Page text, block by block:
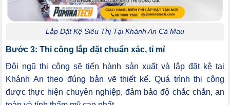
Lắp Đặt Kệ Siêu Thị Tại Khánh An Cà Mau
Bước 3: Thi công lắp đặt chuẩn xác, tỉ mỉ
Đội ngũ thi công sẽ tiến hành sản xuất và lắp đặt kệ tại
Khánh An theo đúng bản vẽ thiết kế. Quá trình thi công
được thực hiện chuyên nghiệp, đảm bảo độ chắc chắn, an